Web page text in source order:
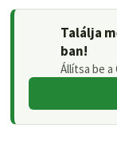
Találja
ban!
Állítsa be